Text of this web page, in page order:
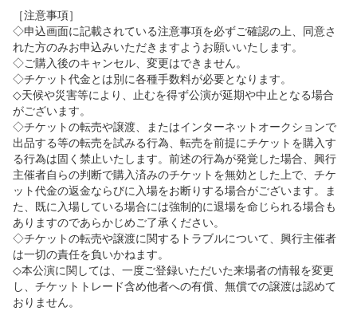
［注意事項］
◇申込画面に記載されている注意事項を必ずご確認の上、同意さ
れた方のみお申込みいただきますようお願いいたします。
◇ご購入後のキャンセル、変更はできません。
◇チケット代金とは別に各種手数料が必要となります。
◇天候や災害等により、止むを得ず公演が延期や中止となる場合
がございます。
◇チケットの転売や譲渡、またはインターネットオークションで
出品する等の転売を試みる行為、転売を前提にチケットを購入す
る行為は固く禁止いたします。前述の行為が発覚した場合、興行
主催者自らの判断で購入済みのチケットを無効とした上で、チケ
ット代金の返金ならびに入場をお断りする場合がございます。ま
た、既に入場している場合には強制的に退場を命じられる場合も
ありますのであらかじめご了承ください。
◇チケットの転売や譲渡に関するトラブルについて、興行主催者
は一切の責任を負いかねます。
◇本公演に関しては、一度ご登録いただいた来場者の情報を変更
し、チケットトレード含め他者への有償、無償での譲渡は認めて
おりません。